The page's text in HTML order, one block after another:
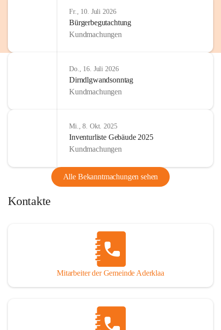
Fr., 10. Juli 2026
Bürgerbegutachtung
Kundmachungen
Do., 16. Juli 2026
Dirndlgwandsonntag
Kundmachungen
Mi., 8. Okt. 2025
Inventurliste Gebäude 2025
Kundmachungen
Alle Bekanntmachungen sehen
Kontakte
Mitarbeiter der Gemeinde Aderklaa